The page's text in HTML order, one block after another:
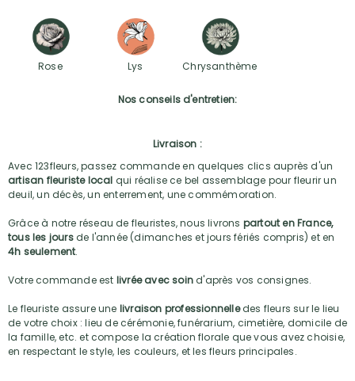
Rose Lys Chrysanthème
Nos conseils d'entretien:
Livraison :
Avec 123fleurs, passez commande en quelques clics auprès d'un
artisan fleuriste local qui réalise ce bel assemblage pour fleurir un
deuil, un décès, un enterrement, une commémoration.
Grâce à notre réseau de fleuristes, nous livrons partout en France,
tous les joursde l'année (dimanches et jours fériés compris) et en
4h seulement.
Votre commande est livrée avec soind'après vos consignes.
Le fleuriste assure une livraison professionnelledes fleurs sur le lieu
de votre choix : lieu de cérémonie, funérarium, cimetière, domicile de
la famille, etc. et compose la création florale que vous avez choisie,
en respectant le style, les couleurs, et les fleurs principales.